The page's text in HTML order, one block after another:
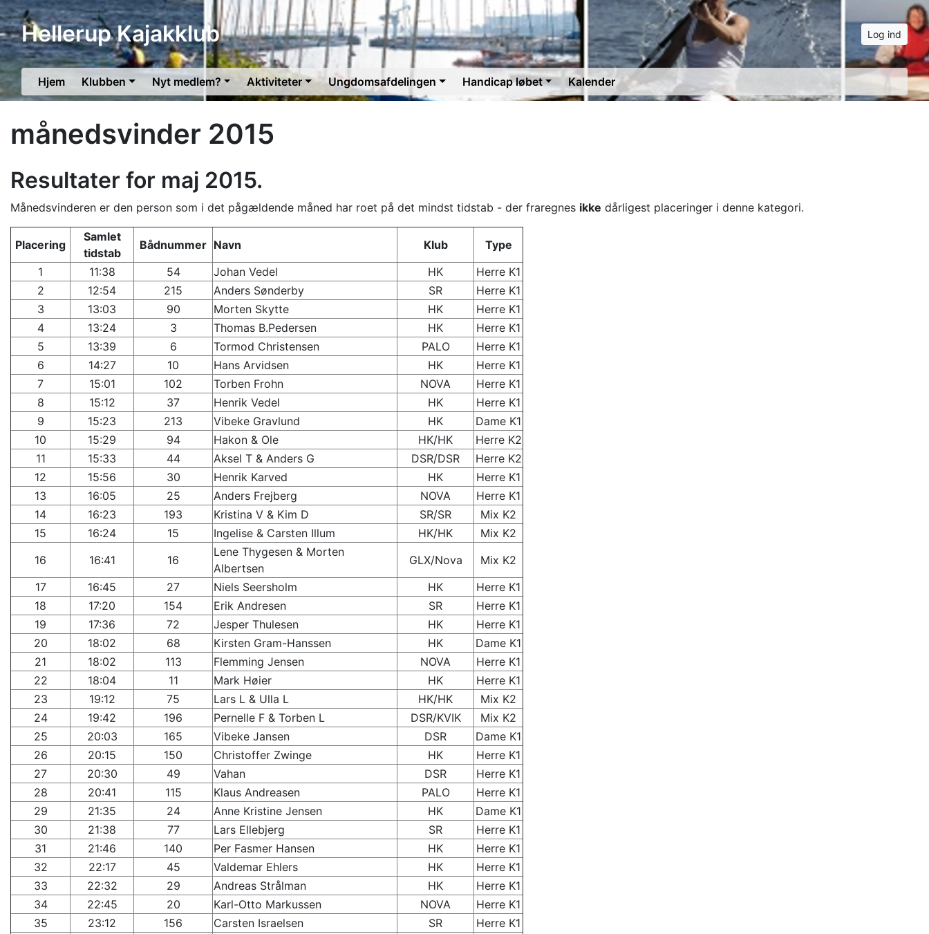
Hellerup Kajakklub Log ind
Hjem Klubben Nyt medlem? Aktiviteter Ungdomsafdelingen Handicap løbet Kalender
månedsvinder 2015
Resultater for maj 2015.
Månedsvinderen er den person som i det pågældende måned har roet på det mindst tidstab - der fraregnes ikke dårligest placeringer i denne kategori.
Placering
Samlet
tidstab
Bådnummer Navn Klub
Type
1
11:38 54 Johan Vedel HK
Herre K1
2
12:54 215 Anders Sønderby SR
Herre K1
3
13:03 90 Morten Skytte HK
Herre K1
4
13:24 3 Thomas B.Pedersen HK
Herre K1
5
13:39 6 Tormod Christensen PALO
Herre K1
6
14:27 10 Hans Arvidsen HK
Herre K1
7
15:01 102 Torben Frohn NOVA
Herre K1
8
15:12 37 Henrik Vedel HK
Herre K1
9
15:23 213 Vibeke Gravlund HK
Dame K1
10
15:29 94 Hakon & Ole HK/HK
Herre K2
11
15:33 44 Aksel T & Anders G DSR/DSR
Herre K2
12
15:56 30 Henrik Karved HK
Herre K1
13
16:05 25 Anders Frejberg NOVA
Herre K1
14
16:23 193 Kristina V & Kim D SR/SR
Mix K2
15
16:24 15 Ingelise & Carsten Illum HK/HK
Mix K2
16
16:41 16
Lene Thygesen & Morten
Albertsen
GLX/Nova
Mix K2
17
16:45 27 Niels Seersholm HK
Herre K1
18
17:20 154 Erik Andresen SR
Herre K1
19
17:36 72 Jesper Thulesen HK
Herre K1
20
18:02 68 Kirsten Gram-Hanssen HK
Dame K1
21
18:02 113 Flemming Jensen NOVA
Herre K1
22
18:04 11 Mark Høier HK
Herre K1
23
19:12 75 Lars L & Ulla L HK/HK
Mix K2
24
19:42 196 Pernelle F & Torben L DSR/KVIK
Mix K2
25
20:03 165 Vibeke Jansen DSR
Dame K1
26
20:15 150 Christoffer Zwinge HK
Herre K1
27
20:30 49 Vahan DSR
Herre K1
28
20:41 115 Klaus Andreasen PALO
Herre K1
29
21:35 24 Anne Kristine Jensen HK
Dame K1
30
21:38 77 Lars Ellebjerg SR
Herre K1
31
21:46 140 Per Fasmer Hansen HK
Herre K1
32
22:17 45 Valdemar Ehlers HK
Herre K1
33
22:32 29 Andreas Strålman HK
Herre K1
34
22:45 20 Karl-Otto Markussen NOVA
Herre K1
35
23:12 156 Carsten Israelsen SR
Herre K1